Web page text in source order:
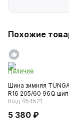
Похожие
Наличие
Шина зимняя
R16 205/60 96Q шип
Код 454521
5 380 ₽